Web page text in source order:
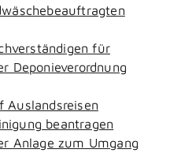
für
Deponieverordnung
Auslandsreisen
beantragen
Anlage zum Umgang